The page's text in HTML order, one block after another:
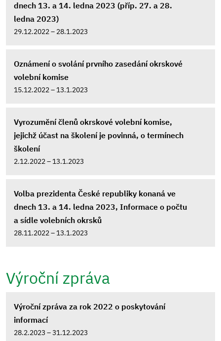
dnech 13. a 14. ledna 2023 (příp. 27. a 28.
ledna 2023)
29.12.2022 – 28.1.2023
Oznámení o svolání prvního zasedání okrskové
volební komise
15.12.2022 – 13.1.2023
Vyrozumění členů okrskové volební komise,
jejichž účast na školení je povinná, o termínech
školení
2.12.2022 – 13.1.2023
Volba prezidenta České republiky konaná ve
dnech 13. a 14. ledna 2023, Informace o počtu
a sídle volebních okrsků
28.11.2022 – 13.1.2023
Výroční zpráva
Výroční zpráva za rok 2022 o poskytování
informací
28.2.2023 – 31.12.2023